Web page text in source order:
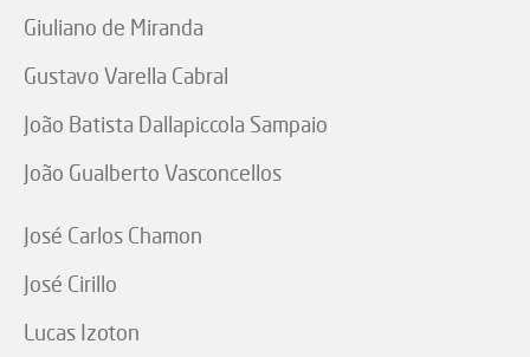
Giuliano de Miranda
Gustavo Varella Cabral
João Batista Dallapiccola Sampaio
João Gualberto Vasconcellos
José Carlos Chamon
José Cirillo
Lucas Izoton